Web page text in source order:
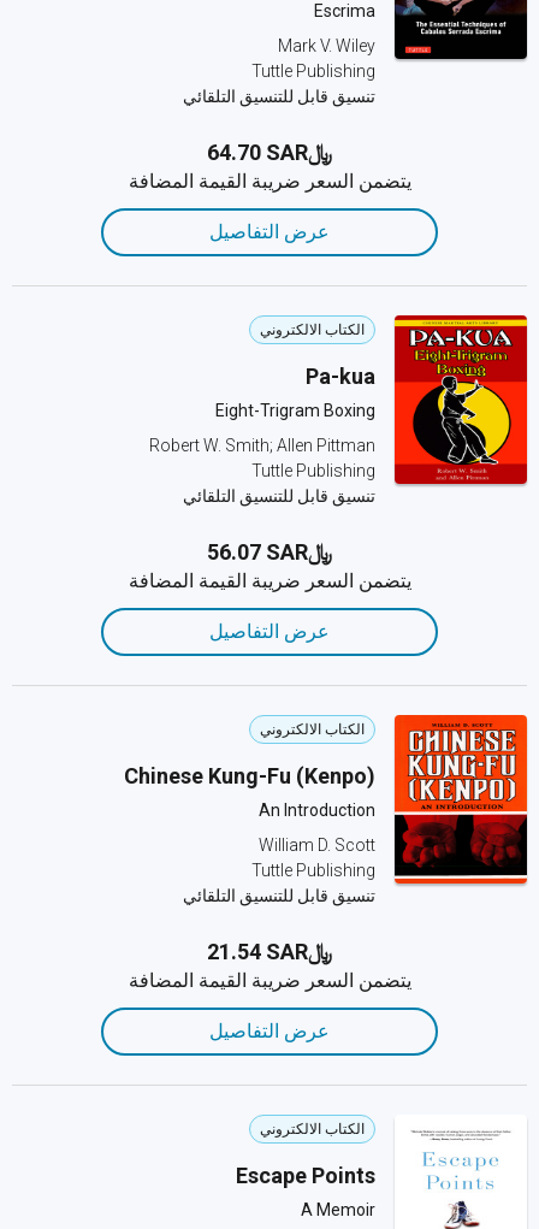
Escrima
Mark V. Wiley
Tuttle Publishing
تنسيق قابل للتنسيق التلقائي
﷼‎64.70 SAR
يتضمن السعر ضريبة القيمة المضافة
عرض التفاصيل
الكتاب الالكتروني
Pa-kua
Eight-Trigram Boxing
Robert W. Smith; Allen Pittman
Tuttle Publishing
تنسيق قابل للتنسيق التلقائي
﷼‎56.07 SAR
يتضمن السعر ضريبة القيمة المضافة
عرض التفاصيل
الكتاب الالكتروني
Chinese Kung-Fu (Kenpo)
An Introduction
William D. Scott
Tuttle Publishing
تنسيق قابل للتنسيق التلقائي
﷼‎21.54 SAR
يتضمن السعر ضريبة القيمة المضافة
عرض التفاصيل
الكتاب الالكتروني
Escape Points
A Memoir